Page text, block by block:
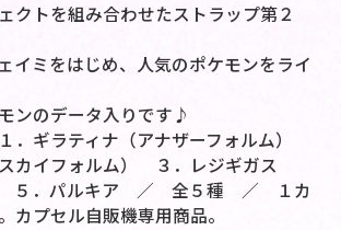
クトを組み合わせたストラップ第２
イミをはじめ、人気のポケモンをライ
ンのデータ入りです♪
．ギラティナ（アナザーフォルム）
カイフォルム） ３．レジギガス
５．パルキア ／ 全５種 ／ １カ
カプセル自販機専用商品。